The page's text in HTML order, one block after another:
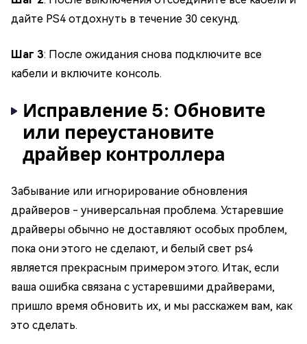
дайте PS4 отдохнуть в течение 30 секунд.
Шаг 3: После ожидания снова подключите все
кабели и включите консоль.
Исправление 5: Обновите
или переустановите
драйвер контроллера
Забывание или игнорирование обновления
драйверов - универсальная проблема. Устаревшие
драйверы обычно не доставляют особых проблем,
пока они этого не сделают, и белый свет ps4
является прекрасным примером этого. Итак, если
ваша ошибка связана с устаревшими драйверами,
пришло время обновить их, и мы расскажем вам, как
это сделать.